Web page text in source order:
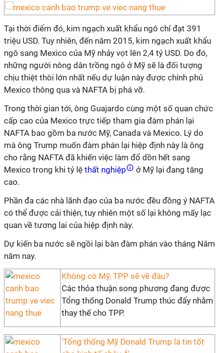
Tại thời điểm đó, kim ngạch xuất khẩu ngô chỉ đạt 391
triệu USD. Tuy nhiên, đến năm 2015, kim ngạch xuất khẩu
ngô sang Mexico của Mỹ nhảy vọt lên 2,4 tỷ USD. Do đó,
những người nông dân trồng ngô ở Mỹ sẽ là đối tượng
chịu thiệt thòi lớn nhất nếu dự luận này được chính phủ
Mexico thông qua và NAFTA bị phá vỡ.
Trong thời gian tới, ông Guajardo cùng một số quan chức
cấp cao của Mexico trực tiếp tham gia đàm phán lại
NAFTA bao gồm ba nước Mỹ, Canada và Mexico. Lý do
mà ông Trump muốn đàm phán lại hiệp định này là ông
cho rằng NAFTA đã khiến việc làm đổ dồn hết sang
Mexico trong khi tỷ lệ thất nghiệp
ở Mỹ lại đang tăng
cao.
Phần đa các nhà lãnh đạo của ba nước đều đồng ý NAFTA
có thể được cải thiện, tuy nhiên một số lại không mấy lạc
quan về tương lai của hiệp định này.
Dự kiến ba nước sẽ ngồi lại bàn đàm phán vào tháng Năm
năm nay.
Không có Mỹ, TPP sẽ về đâu?
Các thỏa thuận song phương đang được
Tổng thống Donald Trump thúc đẩy nhằm
thay thế cho TPP.
'Tổng thống Mỹ Donald Trump là tin tốt